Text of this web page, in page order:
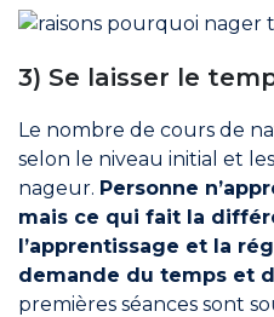
3) Se laisser le
Le nombre de cours de
selon le niveau initial et
nageur. Personne
mais ce qui fait la
l’apprentissage et la
demande du temps et
premières séances sont